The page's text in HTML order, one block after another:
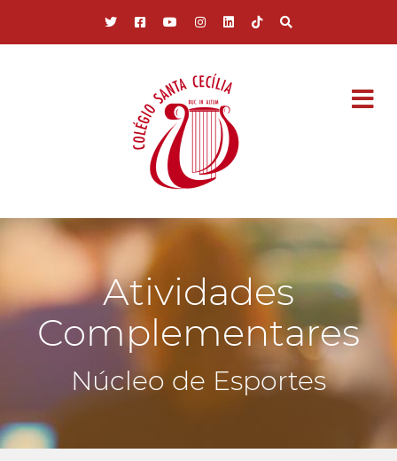
Atividades
Complementares
Núcleo de Esportes